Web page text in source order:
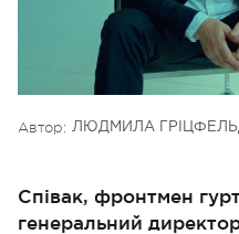
Автор: ЛЮДМИЛА
Співак, фронтмен
генеральний директор